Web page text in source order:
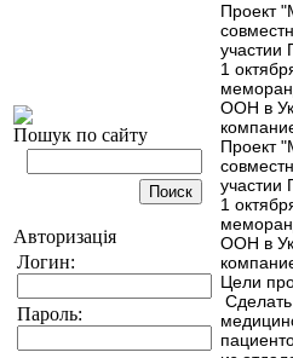
Пошук по сайту
Авторизація
Логин:
Пароль:
Проект
участии
1
ООН в
Проект
участии
1
ООН в
Цели